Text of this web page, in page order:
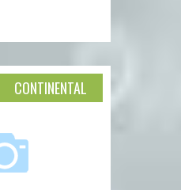
CONTINENTAL